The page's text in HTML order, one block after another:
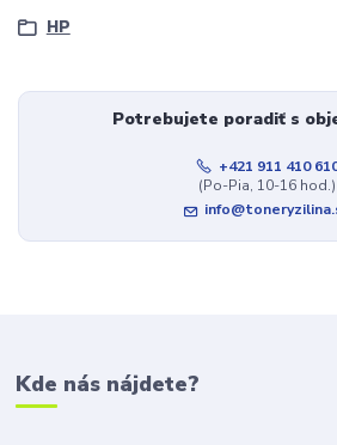
HP
Potrebujete poradiť s
+421 911 410
(Po-Pia, 10-16 hod.)
Kde nás nájdete?